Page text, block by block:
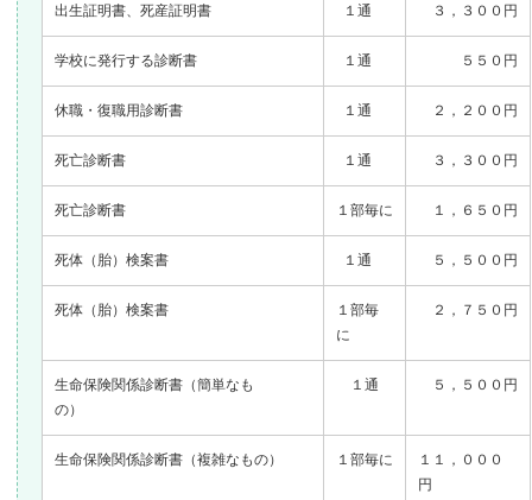
出生証明書、死産証明書 １通 ３，３００円
学校に発行する診断書 １通 ５５０円
休職・復職用診断書 １通 ２，２００円
死亡診断書 １通 ３，３００円
死亡診断書 １部毎に １，６５０円
死体（胎）検案書 １通 ５，５００円
死体（胎）検案書
１部毎
に
２，７５０円
生命保険関係診断書（簡単なも
の）
１通 ５，５００円
生命保険関係診断書（複雑なもの） １部毎に
１１，０００
円